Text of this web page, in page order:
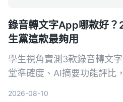
錄音轉文字App哪款好
生黨這款最夠用
學生視角實測3款錄音轉文
堂準確度、AI摘要功能評比
2026-08-10